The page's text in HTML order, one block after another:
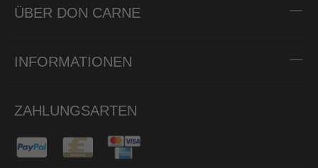
ÜBER DON CARNE
INFORMATIONEN
ZAHLUNGSARTEN